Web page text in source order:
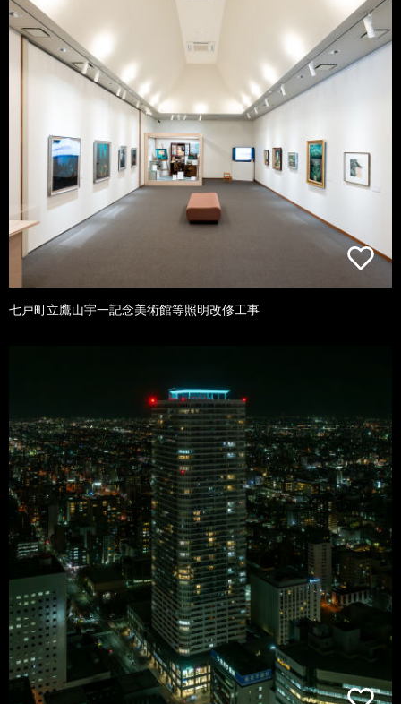
七戸町立鷹山宇一記念美術館等照明改修工事